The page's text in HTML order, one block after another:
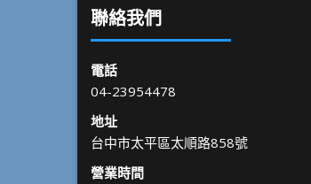
聯絡我們
電話
04-23954478
地址
台中市太平區太順路858號
營業時間